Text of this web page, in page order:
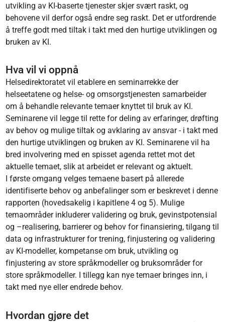
utvikling av KI-baserte tjenester skjer svært raskt, og
behovene vil derfor også endre seg raskt. Det er utfordrende
å treffe godt med tiltak i takt med den hurtige utviklingen og
bruken av KI.
Hva vil vi oppnå
Helsedirektoratet vil etablere en seminarrekke der
helseetatene og helse- og omsorgstjenesten samarbeider
om å behandle relevante temaer knyttet til bruk av KI.
Seminarene vil legge til rette for deling av erfaringer, drøfting
av behov og mulige tiltak og avklaring av ansvar - i takt med
den hurtige utviklingen og bruken av KI. Seminarene vil ha
bred involvering med en spisset agenda rettet mot det
aktuelle temaet, slik at arbeidet er relevant og aktuelt.
I første omgang velges temaene basert på allerede
identifiserte behov og anbefalinger som er beskrevet i denne
rapporten (hovedsakelig i kapitlene 4 og 5). Mulige
temaområder inkluderer validering og bruk, gevinstpotensial
og –realisering, barrierer og behov for finansiering, tilgang til
data og infrastrukturer for trening, finjustering og validering
av KI-modeller, kompetanse om bruk, utvikling og
finjustering av store språkmodeller og bruksområder for
store språkmodeller. I tillegg kan nye temaer bringes inn, i
takt med nye eller endrede behov.
Hvordan gjøre det